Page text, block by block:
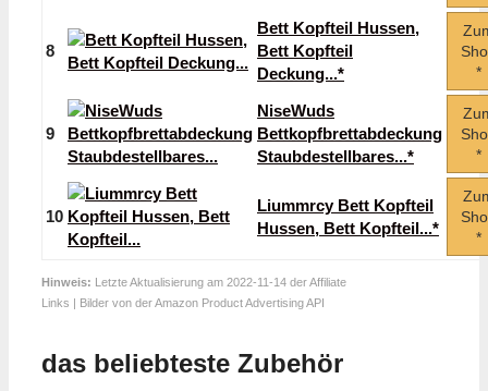
8
Bett Kopfteil Hussen,
Bett Kopfteil
Deckung...*
*
9
NiseWuds
Bettkopfbrettabdeckung
Staubdestellbares...*
*
10
Liummrcy Bett Kopfteil
Hussen, Bett Kopfteil...*
*
Hinweis: Letzte Aktualisierung am 2022-11-14 der Affiliate
Links | Bilder von der Amazon Product Advertising API
das beliebteste Zubehör